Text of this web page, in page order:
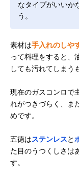
なタイプがいいか
う。
素材は手入れのしや
って料理をすると、
しても汚れてしまう
現在のガスコンロで
れがつきづらく、ま
めです。
五徳はステンレスと
た目のうつくしさは
す。